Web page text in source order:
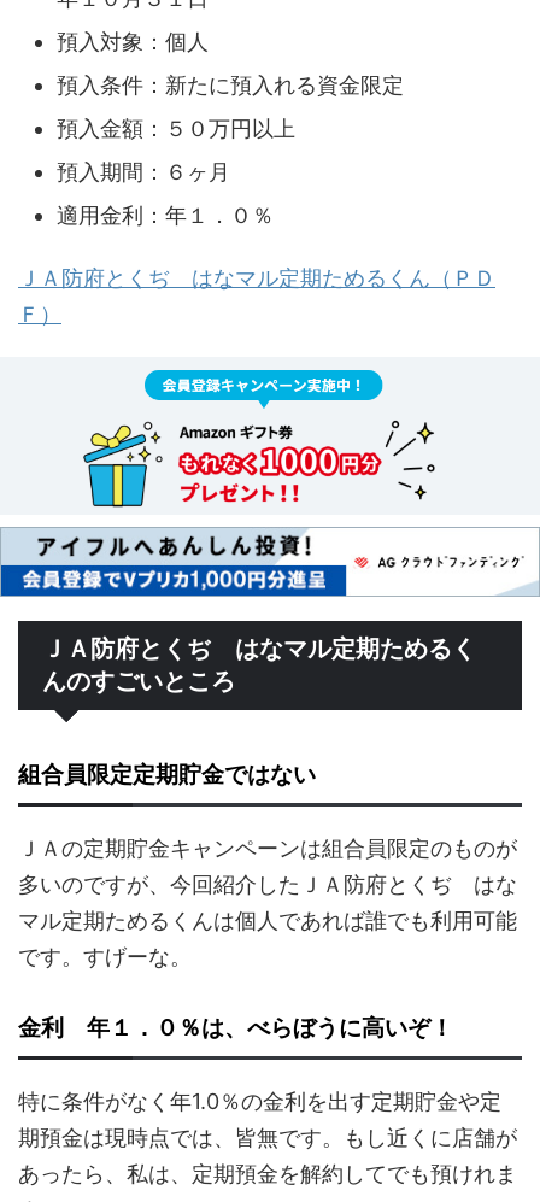
預入対象：個人
預入条件：新たに預入れる資金限定
預入金額：５０万円以上
預入期間：６ヶ月
適用金利：年１．０％
ＪＡ防府とくぢ はなマル定期ためるくん（ＰＤ
Ｆ）
ＪＡ防府とくぢ はなマル定期ためるく
んのすごいところ
組合員限定定期貯金ではない
ＪＡの定期貯金キャンペーンは組合員限定のものが
多いのですが、今回紹介したＪＡ防府とくぢ はな
マル定期ためるくんは個人であれば誰でも利用可能
です。すげーな。
金利 年１．０％は、べらぼうに高いぞ！
特に条件がなく年1.0％の金利を出す定期貯金や定
期預金は現時点では、皆無です。もし近くに店舗が
あったら、私は、定期預金を解約してでも預けれま